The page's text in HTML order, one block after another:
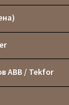
ABB / Tekfor